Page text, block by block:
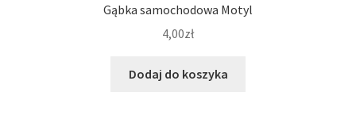
Gąbka samochodowa Motyl
4,00zł
Dodaj do koszyka